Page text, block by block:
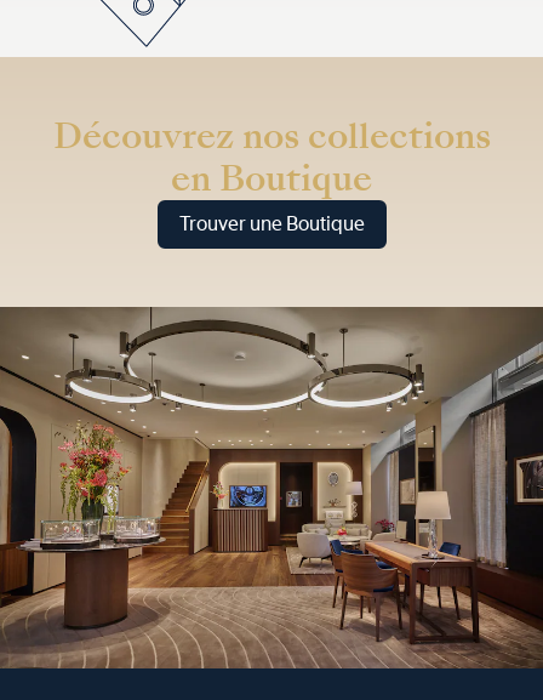
Découvrez nos collections
en Boutique
Trouver une Boutique